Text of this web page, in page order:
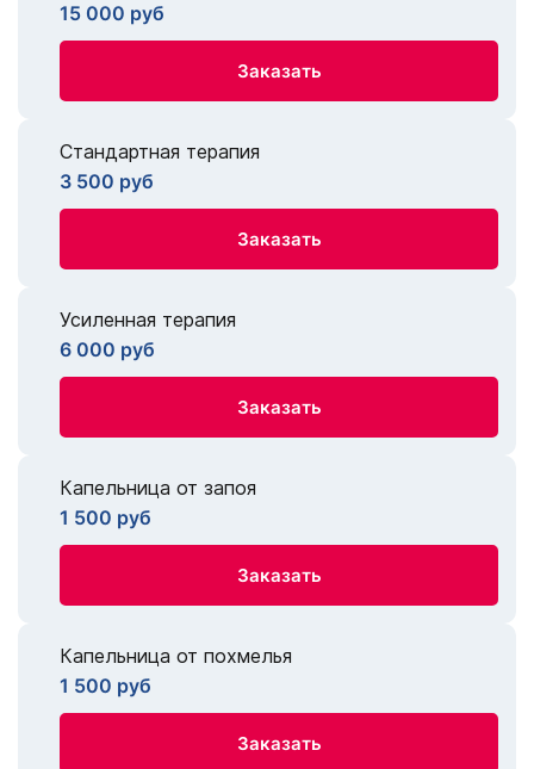
15 000 руб
Заказать
Стандартная терапия
3 500 руб
Заказать
Усиленная терапия
6 000 руб
Заказать
Капельница от запоя
1 500 руб
Заказать
Капельница от похмелья
1 500 руб
Заказать